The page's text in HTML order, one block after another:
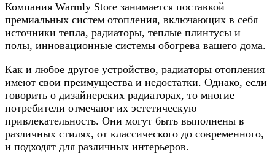
Компания Warmly Store занимается поставкой
премиальных систем отопления, включающих в себя
источники тепла, радиаторы, теплые плинтусы и
полы, инновационные системы обогрева вашего дома.
Как и любое другое устройство, радиаторы отопления
имеют свои преимущества и недостатки. Однако, если
говорить о дизайнерских радиаторах, то многие
потребители отмечают их эстетическую
привлекательность. Они могут быть выполнены в
различных стилях, от классического до современного,
и подходят для различных интерьеров.